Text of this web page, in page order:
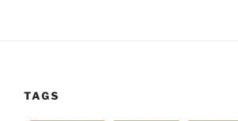
TAGS